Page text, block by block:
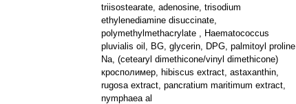
triisostearate, adenosine, trisodium
ethylenediamine disuccinate,
polymethylmethacrylate , Haematococcus
pluvialis oil, BG, glycerin, DPG, palmitoyl proline
Na, (cetearyl dimethicone/vinyl dimethicone)
кросполимер, hibiscus extract, astaxanthin,
rugosa extract, pancratium maritimum extract,
nymphaea al